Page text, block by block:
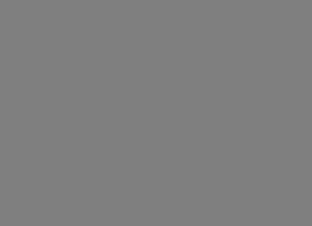
PRO 1030-01 toevoegen aan